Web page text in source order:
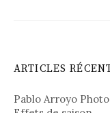
ARTICLES
Pablo Arroyo